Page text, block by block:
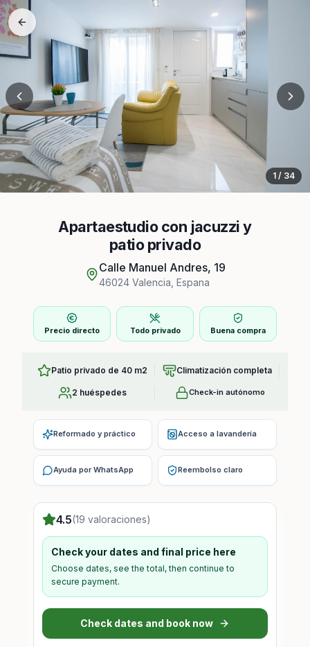
1 / 34
Apartaestudio con jacuzzi y
patio privado
Calle Manuel Andres, 19
46024 Valencia Espana
Precio directo Todo privado Buena compra
Patio privado de 40 m2 Climatización completa
2 huéspedes Check-in autónomo
Reformado y práctico Acceso a lavandería
Ayuda por WhatsApp Reembolso claro
4.5(19 valoraciones)
Check your dates and final price here
Choose dates, see the total, then continue to
secure payment.
Check dates and book now